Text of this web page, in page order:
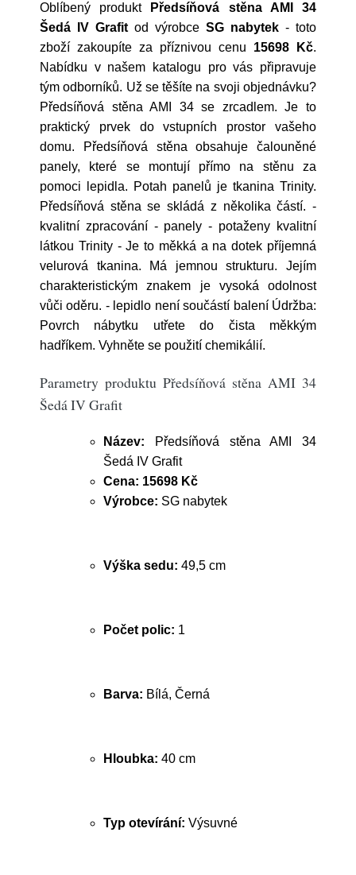
Oblíbený produkt
Předsíňová stěna AMI 34
Šedá IV Grafit od výrobce SG nabytek - toto
zboží zakoupíte za příznivou cenu 15698 Kč.
Nabídku v našem katalogu pro vás připravuje
tým odborníků. Už se těšíte na svoji objednávku?
Předsíňová stěna AMI 34 se zrcadlem. Je to
praktický prvek do vstupních prostor vašeho
domu. Předsíňová stěna obsahuje čalouněné
panely, které se montují přímo na stěnu za
pomoci lepidla. Potah panelů je tkanina Trinity.
Předsíňová stěna se skládá z několika částí. -
kvalitní zpracování - panely - potaženy kvalitní
látkou Trinity - Je to měkká a na dotek příjemná
velurová tkanina. Má jemnou strukturu. Jejím
charakteristickým znakem je vysoká odolnost
vůči oděru. - lepidlo není součástí balení Údržba:
Povrch nábytku utřete do čista měkkým
hadříkem. Vyhněte se použití chemikálií.
Parametry produktu Předsíňová stěna AMI 34
Šedá IV Grafit
Název: Předsíňová stěna AMI 34
Šedá IV Grafit
Cena: 15698 Kč
Výrobce: SG nabytek
Výška sedu: 49,5 cm
Počet polic: 1
Barva: Bílá, Černá
Hloubka: 40 cm
Typ otevírání: Výsuvné